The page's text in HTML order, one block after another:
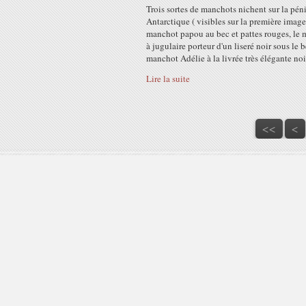
Trois sortes de manchots nichent sur la
Antarctique ( visibles sur la première
manchot papou au bec et pattes rouges, le
à jugulaire porteur d'un liseré noir sous le
manchot Adélie à la livrée très élégante
Lire la suite
<< <